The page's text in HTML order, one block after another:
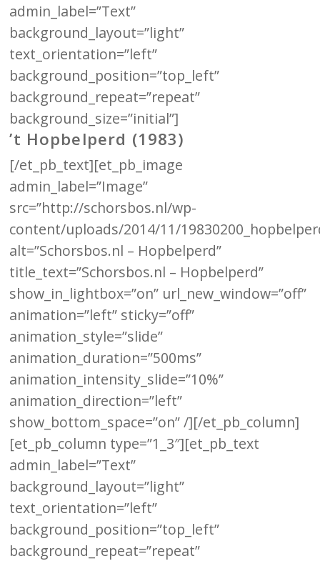
admin_label=”Text”
background_layout=”light”
text_orientation=”left”
background_position=”top_left”
background_repeat=”repeat”
background_size=”initial”]
’t Hopbelperd (1983)
[/et_pb_text][et_pb_image
admin_label=”Image”
src=”http://schorsbos.nl/wp-
content/uploads/2014/11/
alt=”Schorsbos.nl – Hopbelperd”
title_text=”Schorsbos.nl – Hopbelperd”
show_in_lightbox=”on” url_new_window=”off”
animation=”left” sticky=”off”
animation_style=”slide”
animation_duration=”500ms”
animation_intensity_slide=”10%”
animation_direction=”left”
show_bottom_space=”on” /][/et_pb_column]
[et_pb_column type=”1_3″][et_pb_text
admin_label=”Text”
background_layout=”light”
text_orientation=”left”
background_position=”top_left”
background_repeat=”repeat”